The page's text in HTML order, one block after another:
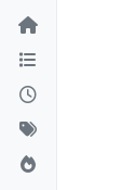
跳转至内容